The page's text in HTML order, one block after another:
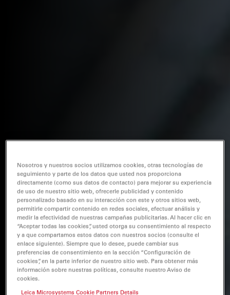
Nosotros y nuestros socios utilizamos cookies, otras tecnologías de
seguimiento y parte de los datos que usted nos proporciona
directamente (como sus datos de contacto) para mejorar su experiencia
de uso de nuestro sitio web, ofrecerle publicidad y contenido
personalizado basado en su interacción con este y otros sitios web,
permitirle compartir contenido en redes sociales, efectuar análisis y
medir la efectividad de nuestras campañas publicitarias. Al hacer clic en
“Aceptar todas las cookies”, usted otorga su consentimiento al respecto
y a que compartamos estos datos con nuestros socios (consulte el
enlace siguiente). Siempre que lo desee, puede cambiar sus
preferencias de consentimiento en la sección “Configuración de
cookies”, en la parte inferior de nuestro sitio web. Para obtener más
información sobre nuestras políticas, consulte nuestro Aviso de
cookies.
Leica Microsystems Cookie Partners Details